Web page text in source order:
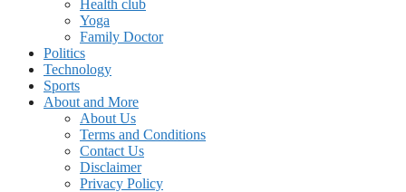
Health club
Yoga
Family Doctor
Politics
Technology
Sports
About and More
About Us
Terms and Conditions
Contact Us
Disclaimer
Privacy Policy